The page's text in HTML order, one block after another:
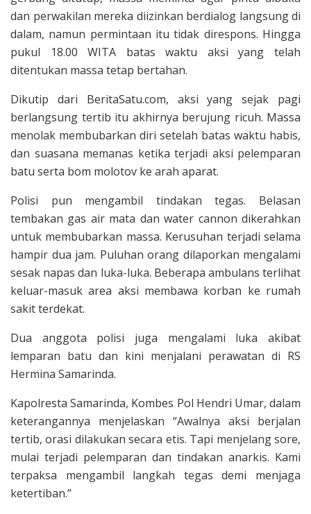
dan perwakilan mereka diizinkan berdialog langsung di
dalam, namun permintaan itu tidak direspons. Hingga
pukul 18.00 WITA batas waktu aksi yang telah
ditentukan massa tetap bertahan.
Dikutip dari BeritaSatu.com, aksi yang sejak pagi
berlangsung tertib itu akhirnya berujung ricuh. Massa
menolak membubarkan diri setelah batas waktu habis,
dan suasana memanas ketika terjadi aksi pelemparan
batu serta bom molotov ke arah aparat.
Polisi pun mengambil tindakan tegas. Belasan
tembakan gas air mata dan water cannon dikerahkan
untuk membubarkan massa. Kerusuhan terjadi selama
hampir dua jam. Puluhan orang dilaporkan mengalami
sesak napas dan luka-luka. Beberapa ambulans terlihat
keluar-masuk area aksi membawa korban ke rumah
sakit terdekat.
Dua anggota polisi juga mengalami luka akibat
lemparan batu dan kini menjalani perawatan di RS
Hermina Samarinda.
Kapolresta Samarinda, Kombes Pol Hendri Umar, dalam
keterangannya menjelaskan “Awalnya aksi berjalan
tertib, orasi dilakukan secara etis. Tapi menjelang sore,
mulai terjadi pelemparan dan tindakan anarkis. Kami
terpaksa mengambil langkah tegas demi menjaga
ketertiban.”